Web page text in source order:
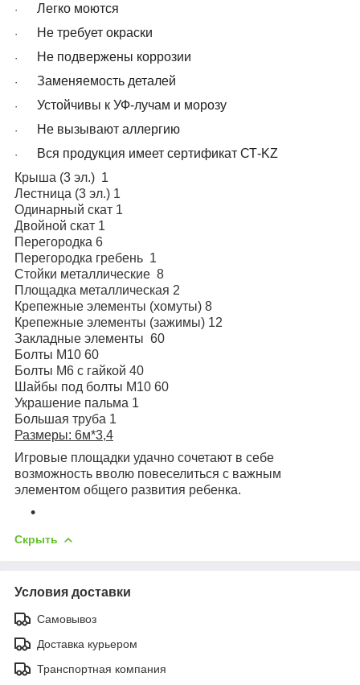
· Легко моются
· Не требует окраски
· Не подвержены коррозии
· Заменяемость деталей
· Устойчивы к УФ-лучам и морозу
· Не вызывают аллергию
· Вся продукция имеет сертификат СТ-KZ
Крыша (3 эл.) 1
Лестница (3 эл.) 1
Одинарный скат 1
Двойной скат 1
Перегородка 6
Перегородка гребень 1
Стойки металлические 8
Площадка металлическая 2
Крепежные элементы (хомуты) 8
Крепежные элементы (зажимы) 12
Закладные элементы 60
Болты М10 60
Болты М6 с гайкой 40
Шайбы под болты М10 60
Украшение пальма 1
Большая труба 1
Размеры: 6м*3,4
Игровые площадки удачно сочетают в себе
возможность вволю повеселиться с важным
элементом общего развития ребенка.
Скрыть
Условия доставки
Самовывоз
Доставка курьером
Транспортная компания